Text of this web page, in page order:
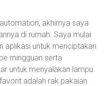
akhirnya saya
di rumah. Saya mulai
aplikasi untuk menciptakan
mingguan serta
untuk menyalakan lampu
adalah rak pakaian